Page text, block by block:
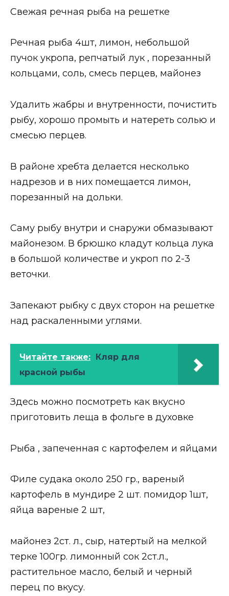
Свежая речная рыба на решетке
Речная рыба 4шт, лимон, небольшой
пучок укропа, репчатый лук , порезанный
кольцами, соль, смесь перцев, майонез
Удалить жабры и внутренности, почистить
рыбу, хорошо промыть и натереть солью и
смесью перцев.
В районе хребта делается несколько
надрезов и в них помещается лимон,
порезанный на дольки.
Саму рыбу внутри и снаружи обмазывают
майонезом. В брюшко кладут кольца лука
в большой количестве и укроп по 2-3
веточки.
Запекают рыбку с двух сторон на решетке
над раскаленными углями.
Читайте также:
Кляр для
красной рыбы
Здесь можно посмотреть как вкусно
приготовить леща в фольге в духовке
Рыба , запеченная с картофелем и яйцами
Филе судака около 250 гр., вареный
картофель в мундире 2 шт. помидор 1шт,
яйца вареные 2 шт,
майонез 2ст. л., сыр, натертый на мелкой
терке 100гр. лимонный сок 2ст.л.,
растительное масло, белый и черный
перец по вкусу.